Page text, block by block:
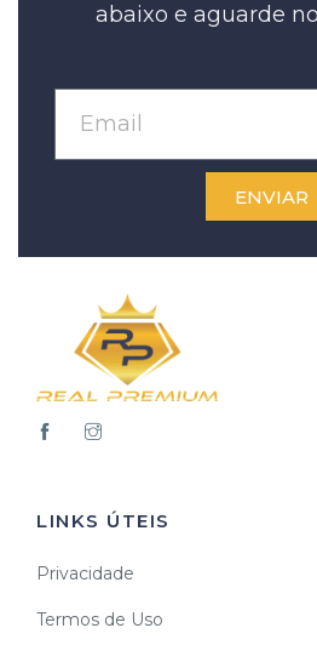
abaixo e aguarde
ENVIAR
LINKS ÚTEIS
Privacidade
Termos de Uso